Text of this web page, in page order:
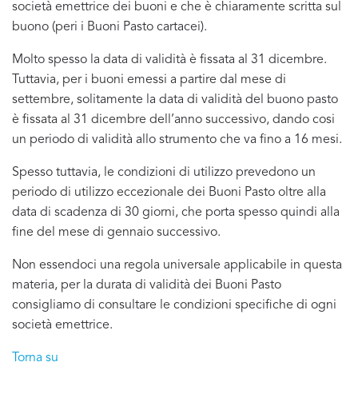
società emettrice dei buoni e che è chiaramente scritta sul
buono (peri i Buoni Pasto cartacei).
Molto spesso la data di validità è fissata al 31 dicembre.
Tuttavia, per i buoni emessi a partire dal mese di
settembre, solitamente la data di validità del buono pasto
è fissata al 31 dicembre dell’anno successivo, dando cosi
un periodo di validità allo strumento che va fino a 16 mesi.
Spesso tuttavia, le condizioni di utilizzo prevedono un
periodo di utilizzo eccezionale dei Buoni Pasto oltre alla
data di scadenza di 30 giorni, che porta spesso quindi alla
fine del mese di gennaio successivo.
Non essendoci una regola universale applicabile in questa
materia, per la durata di validità dei Buoni Pasto
consigliamo di consultare le condizioni specifiche di ogni
società emettrice.
Torna su